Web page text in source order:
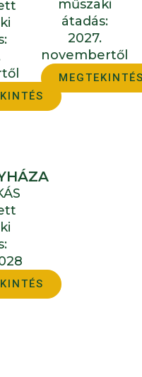
műszaki
átadás:
2027.
novembertől